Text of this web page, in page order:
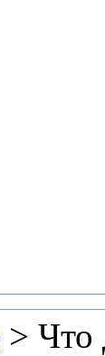
> Что